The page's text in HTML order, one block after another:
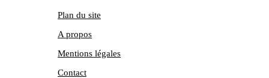
Plan du site
A propos
Mentions légales
Contact